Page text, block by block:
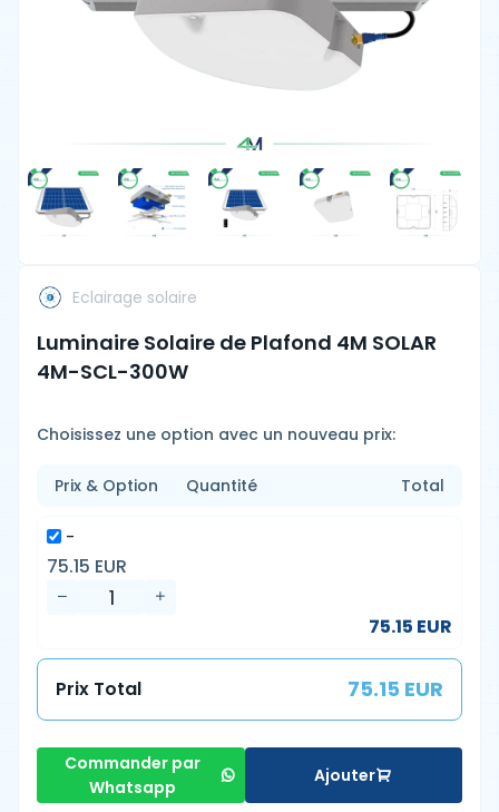
Eclairage solaire
Luminaire Solaire de Plafond 4M SOLAR
4M-SCL-300W
Choisissez une option avec un nouveau prix:
Prix & Option Quantité Total
-
75.15 EUR
75.15 EUR
Prix Total 75.15 EUR
Commander par
Whatsapp
Ajouter